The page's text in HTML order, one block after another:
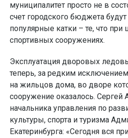
муниципалитет просто не в
счет городского бюджета
популярные катки – те, что
спортивных сооружениях.
Эксплуатация дворовых
теперь, за редким
на жильцов дома, во дворе
сооружение оказалось. Сергей
начальника управления по
культуры, спорта и туризма
Екатеринбурга: «Сегодня вся